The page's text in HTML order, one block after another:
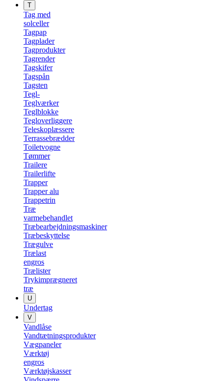
T
Tag med
solceller
Tagpap
Tagplader
Tagprodukter
Tagrender
Tagskifer
Tagspån
Tagsten
Tegl-
Teglværker
Teglblokke
Tegloverliggere
Teleskoplæssere
Terrassebrædder
Toiletvogne
Tømmer
Trailere
Trailerlifte
Trapper
Trapper alu
Trappetrin
Træ
varmebehandlet
Træbearbejdningsmaskiner
Træbeskyttelse
Trægulve
Trælast
engros
Trælister
Trykimprægneret
træ
U
Undertag
V
Vandlåse
Vandtætningsprodukter
Vægpaneler
Værktøj
engros
Værktøjskasser